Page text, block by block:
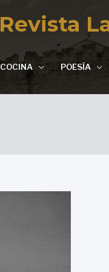
Revista
COCINA POESÍA